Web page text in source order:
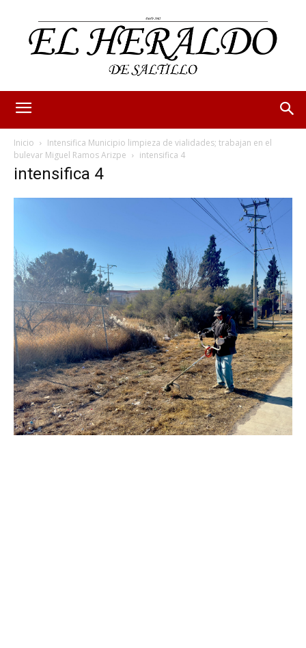
Inicio
Intensifica Municipio limpieza de vialidades; trabajan en el
bulevar Miguel Ramos Arizpe
intensifica 4
intensifica 4